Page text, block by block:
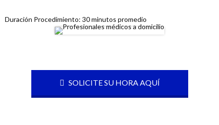
Duración Procedimiento: 30 minutos promedio
SOLICITE SU HORA AQUÍ